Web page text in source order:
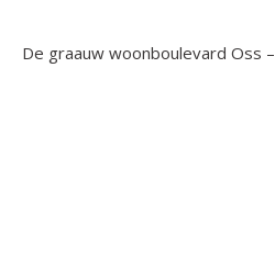
De graauw woonboulevard Oss –